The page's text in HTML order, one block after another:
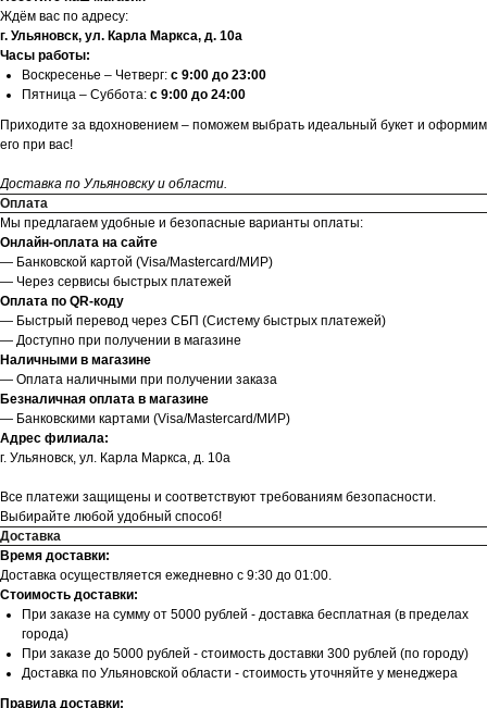
Ждём вас по адресу:
г. Ульяновск, ул. Карла Маркса, д. 10а
Часы работы:
Воскресенье – Четверг: с 9:00 до 23:00
Пятница – Суббота: с 9:00 до 24:00
Приходите за вдохновением – поможем выбрать идеальный букет и оформим
его при вас!
Доставка по Ульяновску и области.
Оплата
Мы предлагаем удобные и безопасные варианты оплаты:
Онлайн-оплата на сайте
— Банковской картой (Visa/Mastercard/МИР)
— Через сервисы быстрых платежей
Оплата по QR-коду
— Быстрый перевод через СБП (Систему быстрых платежей)
— Доступно при получении в магазине
Наличными в магазине
— Оплата наличными при получении заказа
Безналичная оплата в магазине
— Банковскими картами (Visa/Mastercard/МИР)
Адрес филиала:
г. Ульяновск, ул. Карла Маркса, д. 10а
Все платежи защищены и соответствуют требованиям безопасности.
Выбирайте любой удобный способ!
Доставка
Время доставки:
Доставка осуществляется ежедневно с 9:30 до 01:00.
Стоимость доставки:
При заказе на сумму от 5000 рублей - доставка бесплатная (в пределах
города)
При заказе до 5000 рублей - стоимость доставки 300 рублей (по городу)
Доставка по Ульяновской области - стоимость уточняйте у менеджера
Правила доставки: